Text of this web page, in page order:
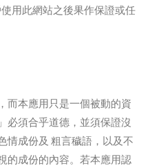
用此網站之後果作保證或任
而本應用只是一個被動的資
必須合乎道德，並須保證沒
情成份及 粗言穢語，以及不
的成份的內容。若本應用認